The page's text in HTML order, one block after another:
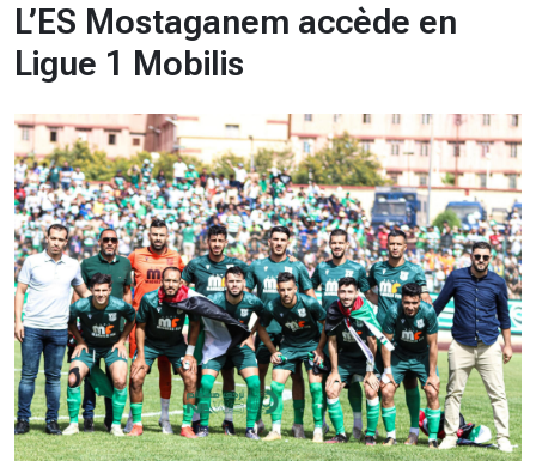
L’ES Mostaganem accède en
Ligue 1 Mobilis